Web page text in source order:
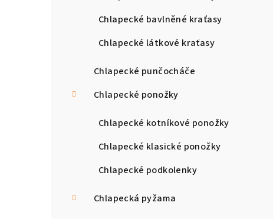
Chlapecké bavlněné kraťasy
Chlapecké látkové kraťasy
Chlapecké punčocháče
Chlapecké ponožky
Chlapecké kotníkové ponožky
Chlapecké klasické ponožky
Chlapecké podkolenky
Chlapecká pyžama